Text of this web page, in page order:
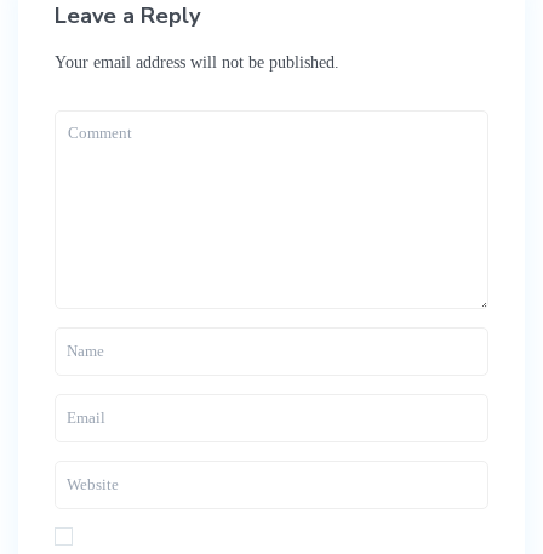
Leave a Reply
Your email address will not be published.